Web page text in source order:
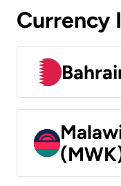
Currency